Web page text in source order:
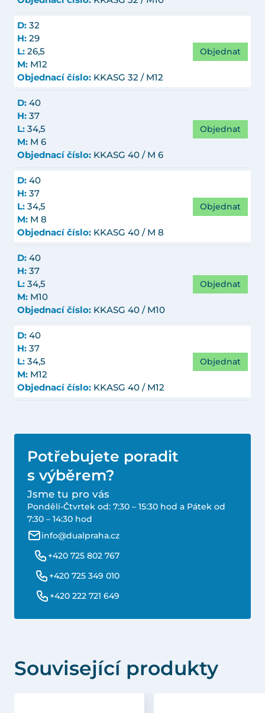
D: 32
H: 29
L: 26,5
M: M12
Objednací číslo: KKASG 32 / M12
Objednat
D: 40
H: 37
L: 34,5
M: M 6
Objednací číslo: KKASG 40 / M 6
Objednat
D: 40
H: 37
L: 34,5
M: M 8
Objednací číslo: KKASG 40 / M 8
Objednat
D: 40
H: 37
L: 34,5
M: M10
Objednací číslo: KKASG 40 / M10
Objednat
D: 40
H: 37
L: 34,5
M: M12
Objednací číslo: KKASG 40 / M12
Objednat
Potřebujete poradit
s výběrem?
Jsme tu pro vás
Pondělí-Čtvrtek od: 7:30 – 15:30 hod a Pátek od
7:30 – 14:30 hod
info@dualpraha.cz
+420 725 802 767
+420 725 349 010
+420 222 721 649
Související produkty